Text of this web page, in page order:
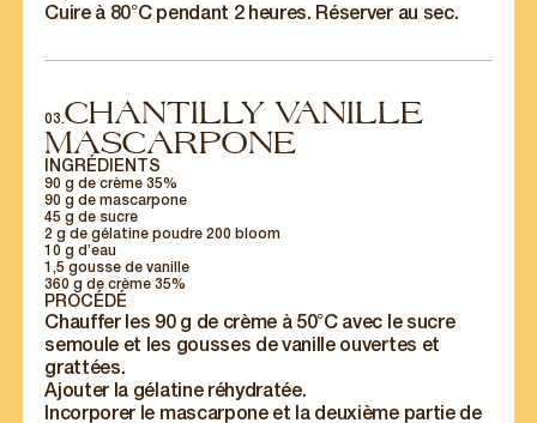
Cuire à 80°C pendant 2 heures. Réserver au sec.
03.CHANTILLY VANILLE
MASCARPONE
INGRÉDIENTS
90 g de crème 35%
90 g de mascarpone
45 g de sucre
2 g de gélatine poudre 200 bloom
10 g d’eau
1,5 gousse de vanille
360 g de crème 35%
PROCÉDÉ
Chauffer les 90 g de crème à 50°C avec le sucre
semoule et les gousses de vanille ouvertes et
grattées.
Ajouter la gélatine réhydratée.
Incorporer le mascarpone et la deuxième partie de